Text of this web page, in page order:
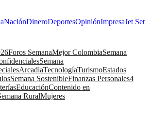
NaciónDineroDeportesOpiniónImpresaJet Set
Foros SemanaMejor ColombiaSemana
Semana
ArcadiaTecnologíaTurismoEstados
Semana SostenibleFinanzas Personales4
EducaciónContenido en
RuralMujeres